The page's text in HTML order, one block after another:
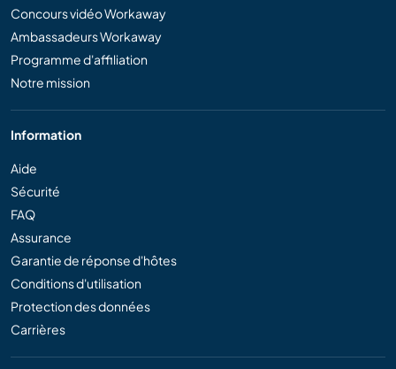
Concours vidéo Workaway
Ambassadeurs Workaway
Programme d'affiliation
Notre mission
Information
Aide
Sécurité
FAQ
Assurance
Garantie de réponse d'hôtes
Conditions d'utilisation
Protection des données
Carrières